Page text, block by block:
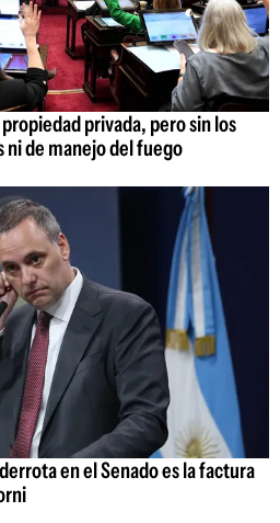
privada, pero sin los
de manejo del fuego
en el Senado es la factura